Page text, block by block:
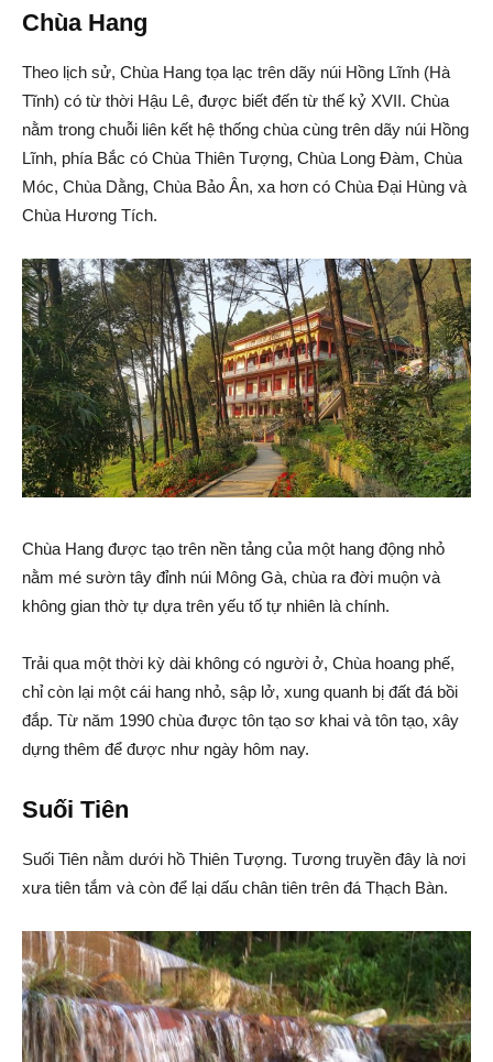
Chùa Hang
Theo lịch sử, Chùa Hang tọa lạc trên dãy núi Hồng Lĩnh (Hà
Tĩnh) có từ thời Hậu Lê, được biết đến từ thế kỷ XVII. Chùa
nằm trong chuỗi liên kết hệ thống chùa cùng trên dãy núi Hồng
Lĩnh, phía Bắc có Chùa Thiên Tượng, Chùa Long Đàm, Chùa
Móc, Chùa Dằng, Chùa Bảo Ân, xa hơn có Chùa Đại Hùng và
Chùa Hương Tích.
Chùa Hang được tạo trên nền tảng của một hang động nhỏ
nằm mé sườn tây đỉnh núi Mông Gà, chùa ra đời muộn và
không gian thờ tự dựa trên yếu tố tự nhiên là chính.
Trải qua một thời kỳ dài không có người ở, Chùa hoang phế,
chỉ còn lại một cái hang nhỏ, sập lở, xung quanh bị đất đá bồi
đắp. Từ năm 1990 chùa được tôn tạo sơ khai và tôn tạo, xây
dựng thêm để được như ngày hôm nay.
Suối Tiên
Suối Tiên nằm dưới hồ Thiên Tượng. Tương truyền đây là nơi
xưa tiên tắm và còn để lại dấu chân tiên trên đá Thạch Bàn.